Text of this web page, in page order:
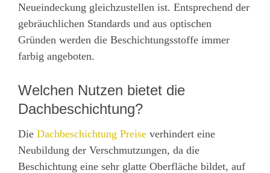
Neueindeckung gleichzustellen ist. Entsprechend der
gebräuchlichen Standards und aus optischen
Gründen werden die Beschichtungsstoffe immer
farbig angeboten.
Welchen Nutzen bietet die
Dachbeschichtung?
Die Dachbeschichtung Preise verhindert eine
Neubildung der Verschmutzungen, da die
Beschichtung eine sehr glatte Oberfläche bildet, auf